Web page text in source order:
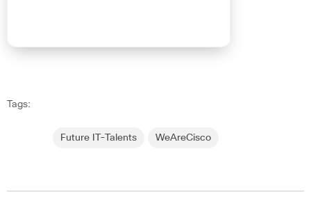
Tags:
Future IT-Talents WeAreCisco